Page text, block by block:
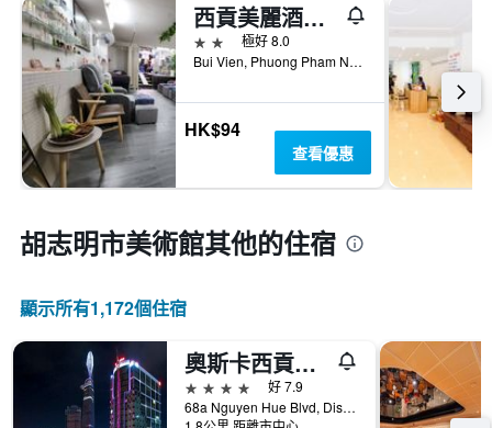
西貢美麗酒店 - 胡志明市
2星級
極好 8.0
Bui Vien, Phuong Pham Ngu Lao, Quan 1, 胡志明市, 越南
HK$94
查看優惠
胡志明市美術館​其他的住宿
顯示所有1,172​個住宿
奧斯卡西貢酒店
4星級
好 7.9
68a Nguyen Hue Blvd, District 1, 胡志明市, 越南